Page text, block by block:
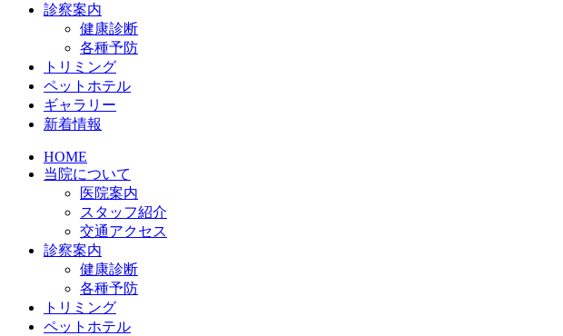
診察案内
健康診断
各種予防
トリミング
ペットホテル
ギャラリー
新着情報
HOME
当院について
医院案内
スタッフ紹介
交通アクセス
診察案内
健康診断
各種予防
トリミング
ペットホテル